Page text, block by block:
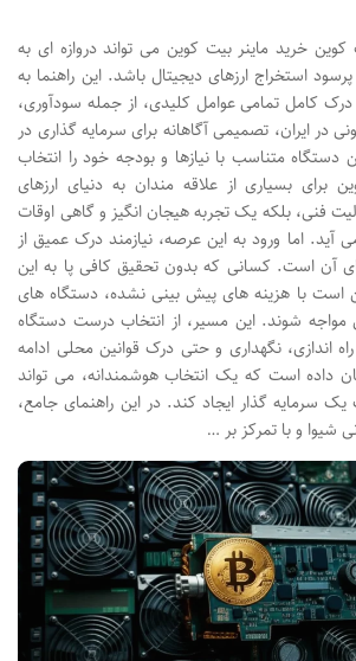
کوین خرید ماینر بیت کوین می تواند دروازه ای به
استخراج ارزهای دیجیتال باشد. این راهنما به
کامل تمامی عوامل کلیدی، از جمله سودآوری،
در ایران، تصمیمی آگاهانه برای سرمایه گذاری در
دستگاه متناسب با نیازها و بودجه خود را انتخاب
برای بسیاری از علاقه مندان به دنیای ارزهای
فنی، بلکه یک تجربه هیجان انگیز و گاهی اوقات
آید. اما ورود به این عرصه، نیازمند درک عمیق از
آن است. کسانی که بدون تحقیق کافی پا به این
است با هزینه های پیش بینی نشده، دستگاه های
مواجه شوند. این مسیر، از انتخاب درست دستگاه
اندازی، نگهداری و حتی درک قوانین محلی ادامه
داده است که یک انتخاب هوشمندانه، می تواند
سرمایه گذار ایجاد کند. در این راهنمای جامع،
شیوا و با تمرکز بر …